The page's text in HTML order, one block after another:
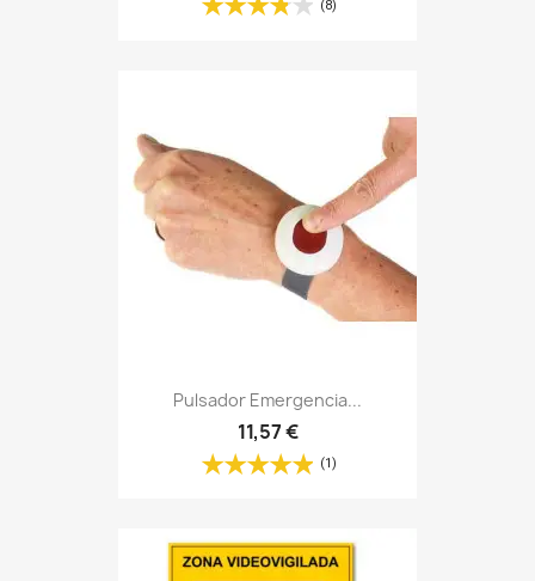
(8)
Pulsador Emergencia...
11,57 €
(1)